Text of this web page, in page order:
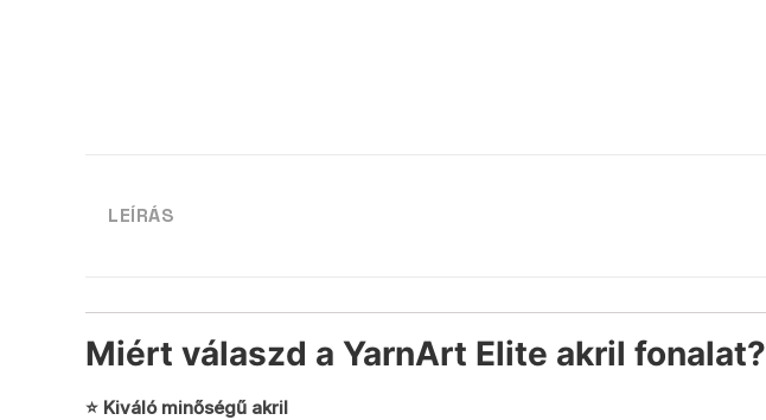
LEÍRÁS
Miért válaszd a YarnArt Elite akril fonalat?
⭐ Kiváló minőségű akril